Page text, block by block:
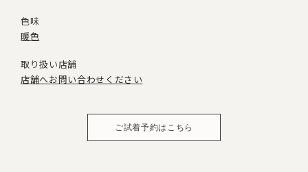
色味
暖色
取り扱い店舗
店舗へお問い合わせください
ご試着予約はこちら